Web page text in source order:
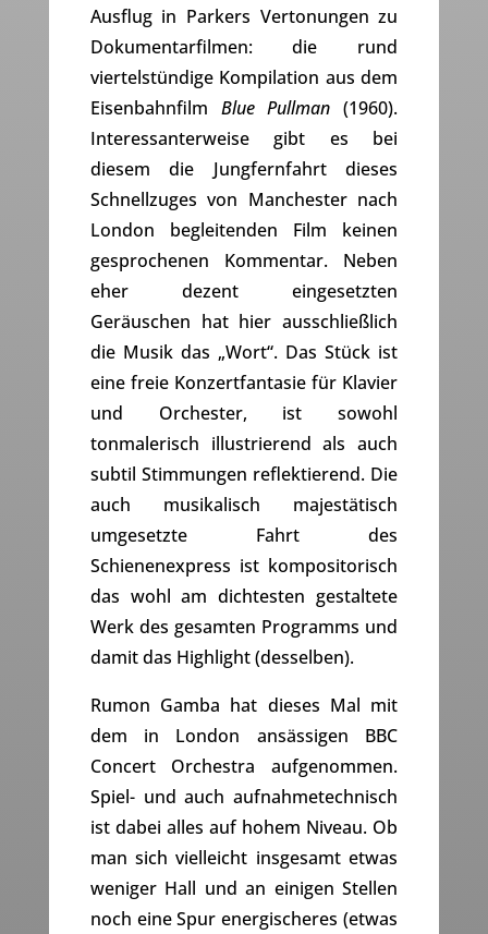
Ausflug in Parkers Vertonungen zu
Dokumentarfilmen: die rund
viertelstündige Kompilation aus dem
Eisenbahnfilm Blue Pullman (1960).
Interessanterweise gibt es bei
diesem die Jungfernfahrt dieses
Schnellzuges von Manchester nach
London begleitenden Film keinen
gesprochenen Kommentar. Neben
eher dezent eingesetzten
Geräuschen hat hier ausschließlich
die Musik das „Wort“. Das Stück ist
eine freie Konzertfantasie für Klavier
und Orchester, ist sowohl
tonmalerisch illustrierend als auch
subtil Stimmungen reflektierend. Die
auch musikalisch majestätisch
umgesetzte Fahrt des
Schienenexpress ist kompositorisch
das wohl am dichtesten gestaltete
Werk des gesamten Programms und
damit das Highlight (desselben).
Rumon Gamba hat dieses Mal mit
dem in London ansässigen BBC
Concert Orchestra aufgenommen.
Spiel- und auch aufnahmetechnisch
ist dabei alles auf hohem Niveau. Ob
man sich vielleicht insgesamt etwas
weniger Hall und an einigen Stellen
noch eine Spur energischeres (etwas